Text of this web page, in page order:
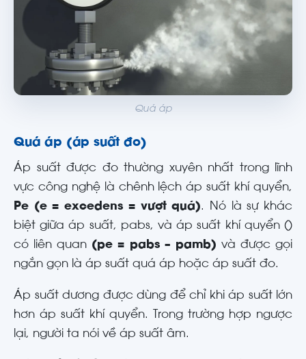
Quá áp
Quá áp (áp suất đo)
Áp suất được đo thường xuyên nhất trong lĩnh
vực công nghệ là chênh lệch áp suất khí quyển,
Pe (e = excedens = vượt quá). Nó là sự khác
biệt giữa áp suất, pabs, và áp suất khí quyển ()
có liên quan (pe = pabs – pamb) và được gọi
ngắn gọn là áp suất quá áp hoặc áp suất đo.
Áp suất dương được dùng để chỉ khi áp suất lớn
hơn áp suất khí quyển. Trong trường hợp ngược
lại, người ta nói về áp suất âm.